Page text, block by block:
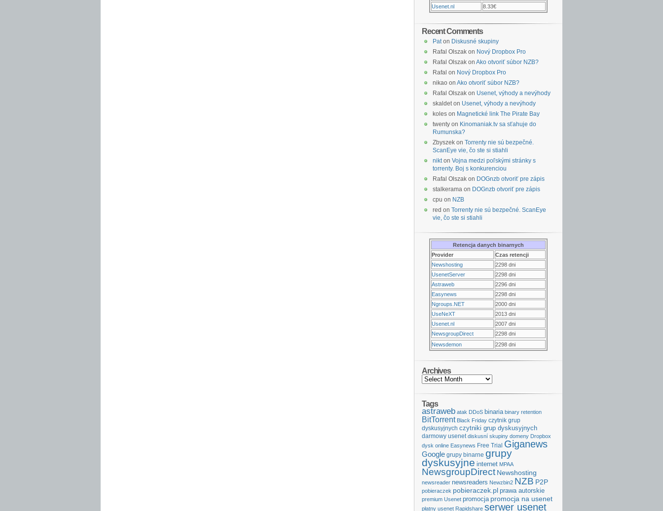
Usenet.nl
8.33€
Recent Comments
Paton Diskusné skupiny
Rafal Olszak on Nový Dropbox Pro
Rafal Olszak on Ako otvoriť súbor NZB?
Rafal on Nový Dropbox Pro
nikao on Ako otvoriť súbor NZB?
Rafal Olszak on Usenet, výhody a nevýhody
skaldet on Usenet, výhody a nevýhody
koles on Magnetické link The Pirate Bay
twenty on Kinomaniak.tv sa sťahuje do
Rumunska?
Zbyszek on Torrenty nie sú bezpečné.
ScanEye vie, čo ste si stiahli
nikton Vojna medzi poľskými stránky s
torrenty. Boj s konkurenciou
Rafal Olszak on DOGnzb otvoriť pre zápis
stalkerama on DOGnzb otvoriť pre zápis
cpu on NZB
red on Torrenty nie sú bezpečné. ScanEye
vie, čo ste si stiahli
Retencja danych binarnych
Provider
Czas retencji
Newshosting
2298 dni
UsenetServer
2298 dni
Astraweb
2296 dni
Easynews
2298 dni
Ngroups.NET
2000 dni
UseNeXT
2013 dni
Usenet.nl
2007 dni
NewsgroupDirect
2298 dni
Newsdemon
2298 dni
Archives
Tags
astraweb atak DDoS binaria binary retention
BitTorrent Black Friday czytnik grup
dyskusyjnych czytniki grup dyskusyjnych
darmowy usenet diskusní skupiny domeny Dropbox
dysk online Easynews Free Trial Giganews
Google grupy binarne grupy
dyskusyjne internet MPAA
NewsgroupDirect Newshosting
newsreader newsreaders Newzbin2 NZB P2P
pobieraczek pobieraczek.pl prawa autorskie
premium Usenet promocja promocja na usenet
płatny usenet Rapidshare serwer usenet